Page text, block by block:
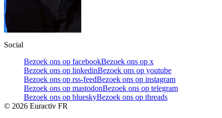
Social
Bezoek ons op facebookBezoek ons op x
Bezoek ons op linkedinBezoek ons op youtube
Bezoek ons op rss-feedBezoek ons op instagram
Bezoek ons op mastodonBezoek ons op telegram
Bezoek ons op blueskyBezoek ons op threads
© 2026 Euractiv FR